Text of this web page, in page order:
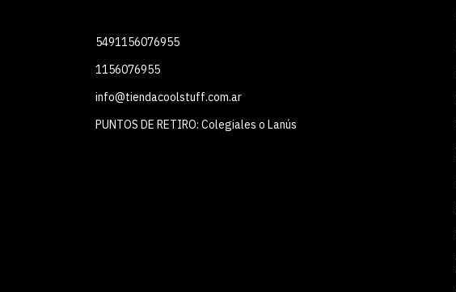
5491156076955
1156076955
info@tiendacoolstuff.com.ar
PUNTOS DE RETIRO: Colegiales o Lanús